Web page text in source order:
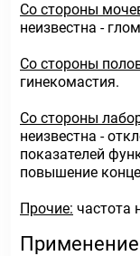
Со стороны
неизвестна -
Со стороны
гинекомастия.
Со стороны
неизвестна -
показателей
повышение
Прочие: частота